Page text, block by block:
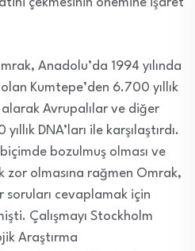
Anadolu’da 1994 yılında
olan Kumtepe’den 6.700 yıllık
Avrupalılar ve diğer
DNA’ları ile karşılaştırdı.
biçimde bozulmuş olması ve
zor olmasına rağmen Omrak,
soruları cevaplamak için
Çalışmayı Stockholm
Araştırma